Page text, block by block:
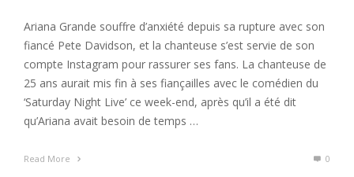
Ariana Grande souffre d’anxiété depuis sa rupture avec son
fiancé Pete Davidson, et la chanteuse s’est servie de son
compte Instagram pour rassurer ses fans. La chanteuse de
25 ans aurait mis fin à ses fiançailles avec le comédien du
‘Saturday Night Live’ ce week-end, après qu’il a été dit
qu’Ariana avait besoin de temps …
Read More 0